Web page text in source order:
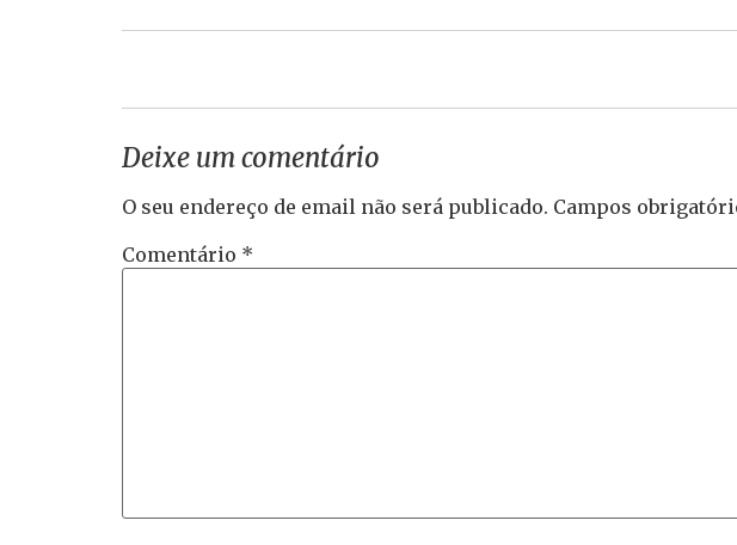
Deixe um comentário
O seu endereço de email não será publicado. Campos
Comentário *